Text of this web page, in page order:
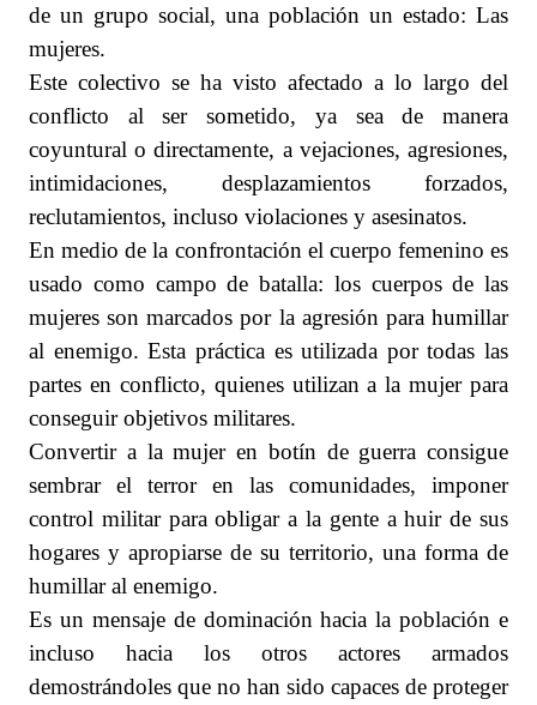
de un grupo social, una población un estado: Las
mujeres.
Este colectivo se ha visto afectado a lo largo del
conflicto al ser sometido, ya sea de manera
coyuntural o directamente, a vejaciones, agresiones,
intimidaciones, desplazamientos forzados,
reclutamientos, incluso violaciones y asesinatos.
En medio de la confrontación el cuerpo femenino es
usado como campo de batalla: los cuerpos de las
mujeres son marcados por la agresión para humillar
al enemigo. Esta práctica es utilizada por todas las
partes en conflicto, quienes utilizan a la mujer para
conseguir objetivos militares.
Convertir a la mujer en botín de guerra consigue
sembrar el terror en las comunidades, imponer
control militar para obligar a la gente a huir de sus
hogares y apropiarse de su territorio, una forma de
humillar al enemigo.
Es un mensaje de dominación hacia la población e
incluso hacia los otros actores armados
demostrándoles que no han sido capaces de proteger